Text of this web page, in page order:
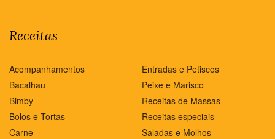
Receitas
Acompanhamentos
Bacalhau
Bimby
Bolos e Tortas
Carne
Entradas e Petiscos
Peixe e Marisco
Receitas de Massas
Receitas especiais
Saladas e Molhos